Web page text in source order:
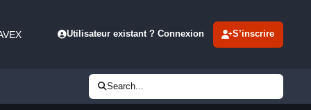
Utilisateur existant ? Connexion S’inscrire
Search...